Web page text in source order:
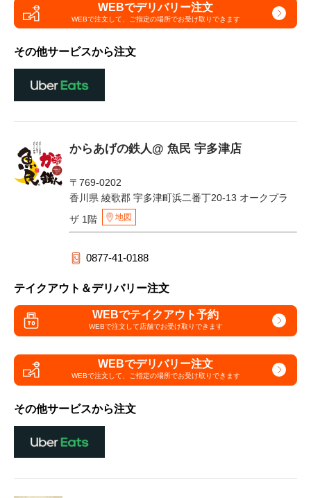
WEBでデリバリー注文
WEBで注文して、 ご指定の場所でお受け取りできます
その他サービスから注文
からあげの鉄人@ 魚民 宇多津店
〒769-0202
香川県 綾歌郡 宇多津町浜二番丁20-13 オークプラ
ザ 1階
地図
0877-41-0188
テイクアウト＆デリバリー注文
WEBでテイクアウト予約
WEBで注文して店舗でお受け取りできます
WEBでデリバリー注文
WEBで注文して、 ご指定の場所でお受け取りできます
その他サービスから注文